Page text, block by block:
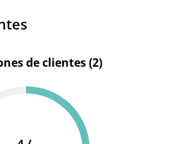
Cargador
USB
de clientes (2)